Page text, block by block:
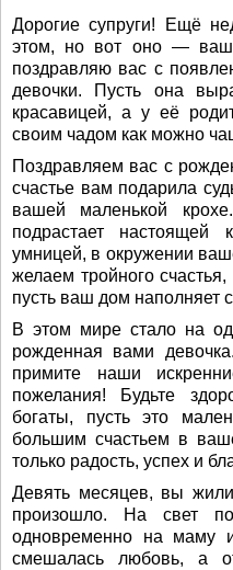
Дорогие супруги! Ещё
этом, но вот оно —
поздравляю вас с
девочки. Пусть она
красавицей, а у её
своим чадом как можно
Поздравляем вас с
счастье вам подарила
вашей маленькой
подрастает настоящей
умницей, в окружении
желаем тройного
пусть ваш дом наполняет
В этом мире стало на
рожденная вами
примите наши
пожелания! Будьте
богаты, пусть это
большим счастьем в
только радость, успех и
Девять месяцев, вы
произошло. На свет
одновременно на маму
смешалась любовь, а